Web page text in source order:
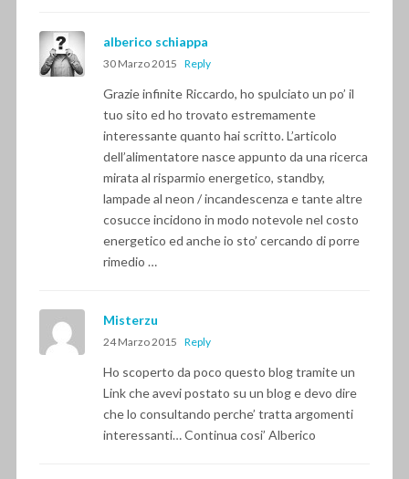
alberico schiappa
30 Marzo 2015 Reply
Grazie infinite Riccardo, ho spulciato un po’ il
tuo sito ed ho trovato estremamente
interessante quanto hai scritto. L’articolo
dell’alimentatore nasce appunto da una ricerca
mirata al risparmio energetico, standby,
lampade al neon / incandescenza e tante altre
cosucce incidono in modo notevole nel costo
energetico ed anche io sto’ cercando di porre
rimedio …
Misterzu
24 Marzo 2015 Reply
Ho scoperto da poco questo blog tramite un
Link che avevi postato su un blog e devo dire
che lo consultando perche’ tratta argomenti
interessanti… Continua cosi’ Alberico